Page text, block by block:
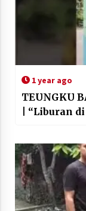
1 year ago
TEUNGKU
| “Liburan